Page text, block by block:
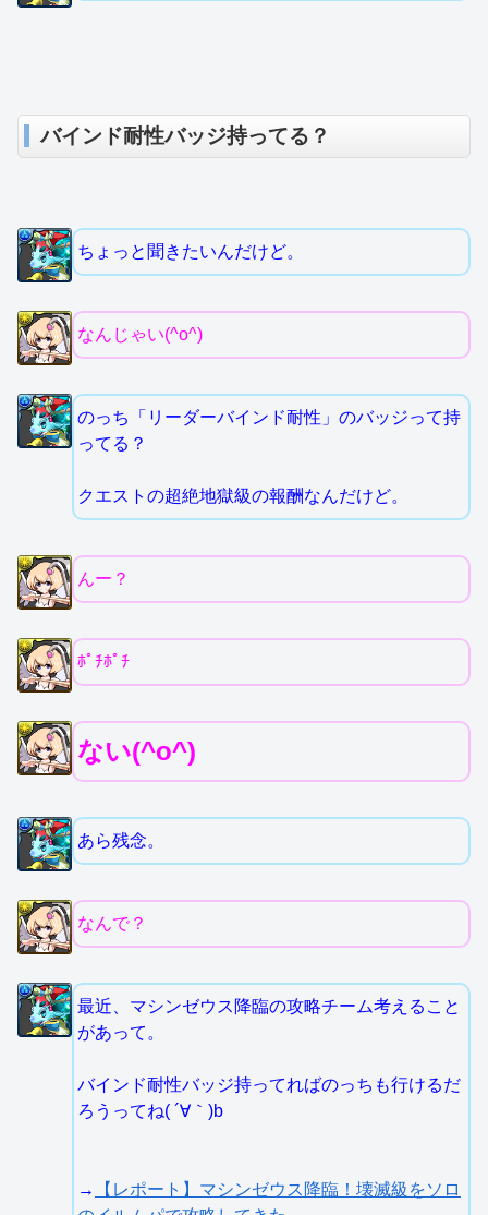
バインド耐性バッジ持ってる？
ちょっと聞きたいんだけど。
なんじゃい(^o^)
のっち「リーダーバインド耐性」のバッジって持
ってる？
クエストの超絶地獄級の報酬なんだけど。
んー？
ﾎﾟﾁﾎﾟﾁ
ない(^o^)
あら残念。
なんで？
最近、マシンゼウス降臨の攻略チーム考えること
があって。
バインド耐性バッジ持ってればのっちも行けるだ
ろうってね( ´∀｀)b
→
【レポート】マシンゼウス降臨！壊滅級をソロ